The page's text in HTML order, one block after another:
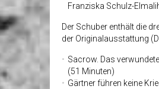
Franziska Schulz-
Der Schuber enthält die
der Originalausstattung
Sacrow. Das
(51 Minuten)
Gärtner führen keine